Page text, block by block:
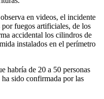
en videos, el incidente
fuegos artificiales, de los
accidental los cilindros de
instalados en el perímetro
habría de 20 a 50 personas
sido confirmada por las